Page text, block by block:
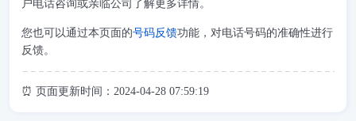
户电话咨询或亲临公司了解更多详情。
您也可以通过本页面的号码反馈功能，对电话号码的准确性进行
反馈。
⏰ 页面更新时间：2024-04-28 07:59:19